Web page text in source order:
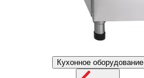
Кухонное оборудование